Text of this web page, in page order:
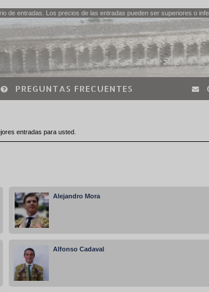
de entradas. Los precios de las entradas pueden ser superiores o
PREGUNTAS FRECUENTES
entradas para usted.
Alejandro Mora
Alfonso Cadaval